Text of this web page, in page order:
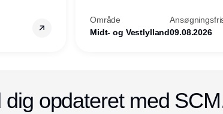
Område
Midt- og Vestlylland09.08.2026
dig opdateret med